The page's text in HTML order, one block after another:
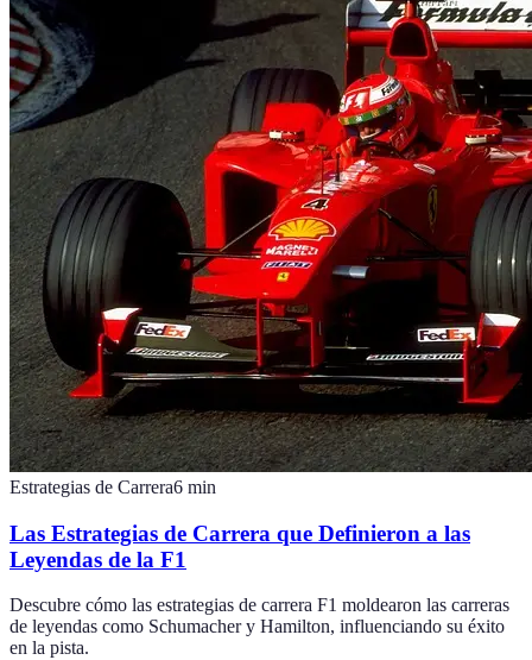
Estrategias de Carrera6 min
Las Estrategias de Carrera que Definieron a las
Leyendas de la F1
Descubre cómo las estrategias de carrera F1 moldearon las carreras
de leyendas como Schumacher y Hamilton, influenciando su éxito
en la pista.